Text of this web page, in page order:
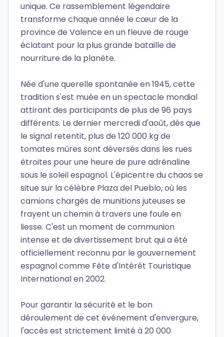
unique. Ce rassemblement légendaire
transforme chaque année le cœur de la
province de Valence en un fleuve de rouge
éclatant pour la plus grande bataille de
nourriture de la planète.
Née d'une querelle spontanée en 1945, cette
tradition s'est muée en un spectacle mondial
attirant des participants de plus de 96 pays
différents. Le dernier mercredi d'août, dès que
le signal retentit, plus de 120 000 kg de
tomates mûres sont déversés dans les rues
étroites pour une heure de pure adrénaline
sous le soleil espagnol. L'épicentre du chaos se
situe sur la célèbre Plaza del Pueblo, où les
camions chargés de munitions juteuses se
frayent un chemin à travers une foule en
liesse. C'est un moment de communion
intense et de divertissement brut qui a été
officiellement reconnu par le gouvernement
espagnol comme Fête d'Intérêt Touristique
International en 2002.
Pour garantir la sécurité et le bon
déroulement de cet événement d'envergure,
l'accès est strictement limité à 20 000